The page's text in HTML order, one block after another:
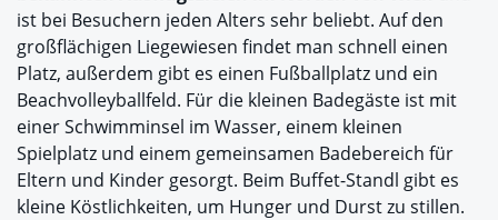
ist bei Besuchern jeden Alters sehr beliebt. Auf den
großflächigen Liegewiesen findet man schnell einen
Platz, außerdem gibt es einen Fußballplatz und ein
Beachvolleyballfeld. Für die kleinen Badegäste ist mit
einer Schwimminsel im Wasser, einem kleinen
Spielplatz und einem gemeinsamen Badebereich für
Eltern und Kinder gesorgt. Beim Buffet-Standl gibt es
kleine Köstlichkeiten, um Hunger und Durst zu stillen.